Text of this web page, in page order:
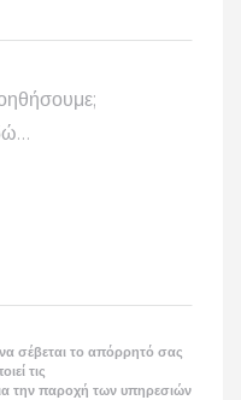
σέβεται το απόρρητό σας
τις
την παροχή των υπηρεσιών